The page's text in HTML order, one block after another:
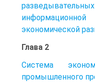
экономической
Глава 2
Система
промышленного